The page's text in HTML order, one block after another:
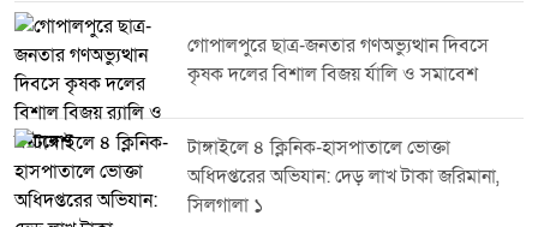
অনুমোদন দেওয়া হয়।সংগঠন সূত্রে জানা যায়, সম্প্রতি সরিষাবাড়ী উপজেলা শাখার এক
বিশেষ সভায় সর্বসম্মতিক্রমে পূর্ববর্তী কমিটি বিলুপ্ত ঘোষণা করা হয়। পরে জেলা শাখার
নেতৃবৃন্দের উপস্থিতিতে আলোচনা ও মতবিনিময়ের মাধ্যমে নতুন আহ্বায়ক কমিটির
প্রস্তাব চূড়ান্ত করা হয়।মঙ্গলবার (৪ আগস্ট) বাংলাদেশ কেমিস্টস অ্যান্ড ড্রাগিস্টস
সমিতি (বিসিডিএস) জামালপুর জেলা শাখার সভাপতি রমজান আলী রনজু এবং সিনিয়র
সহ-সভাপতি মশিউর রহমানের যৌথ স্বাক্ষরে ১৭ সদস্যবিশিষ্ট পূর্ণাঙ্গ আহ্বায়ক কমিটির
অনুমোদন দেওয়া হয়।নবগঠিত কমিটিতে রবিউল কবির উজ্জ্বলকে আহ্বায়ক এবং
জাকির হোসেনকে সদস্য সচিব হিসেবে মনোনীত করা হয়েছে।সংগঠনের নেতৃবৃন্দ
আশা প্রকাশ করেন, নতুন নেতৃত্বের মাধ্যমে সরিষাবাড়ী উপজেলা শাখার সাংগঠনিক
গোপালপুরে ছাত্র-জনতার গণঅভ্যুত্থান দিবসে
কৃষক দলের বিশাল বিজয় র্যালি ও সমাবেশ
টাঙ্গাইলে ৪ ক্লিনিক-হাসপাতালে ভোক্তা
অধিদপ্তরের অভিযান: দেড় লাখ টাকা জরিমানা,
সিলগালা ১